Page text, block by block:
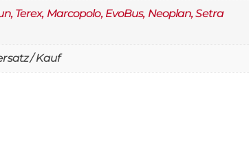
Terex, Marcopolo, EvoBus, Neoplan, Setra
/ Kauf